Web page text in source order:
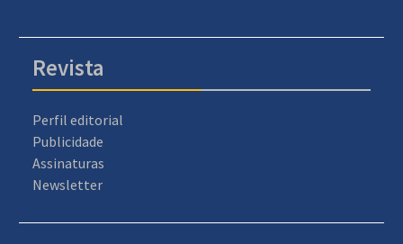
Revista
Perfil editorial
Publicidade
Assinaturas
Newsletter